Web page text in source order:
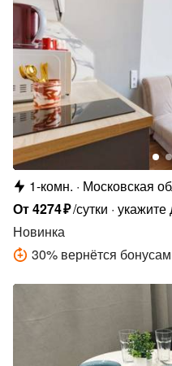
1-комн.
Московская
Ленинградский
От4274₽/сутки укажите
Новинка
30% вернётся